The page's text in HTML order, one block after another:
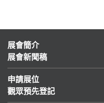
展會簡介
展會新聞稿
申請展位
觀眾預先登記